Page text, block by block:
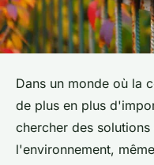
Dans un monde où la
de plus en plus
chercher des
l'environnement,